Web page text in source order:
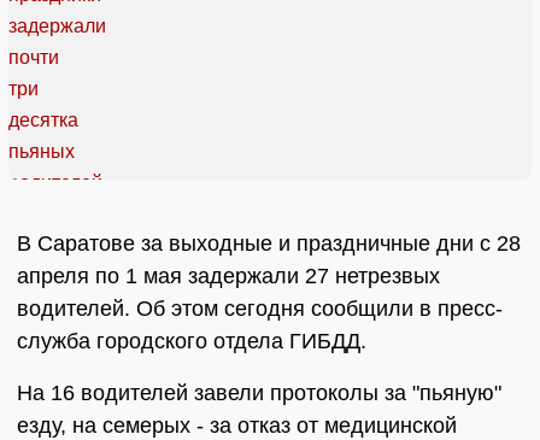
В Саратове за выходные и праздничные дни с 28
апреля по 1 мая задержали 27 нетрезвых
водителей. Об этом сегодня сообщили в пресс-
служба городского отдела ГИБДД.
На 16 водителей завели протоколы за "пьяную"
езду, на семерых - за отказ от медицинской